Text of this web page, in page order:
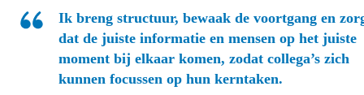
Ik breng structuur, bewaak de voortgang en
dat de juiste informatie en mensen op het juiste
moment bij elkaar komen, zodat collega’s zich
kunnen focussen op hun kerntaken.